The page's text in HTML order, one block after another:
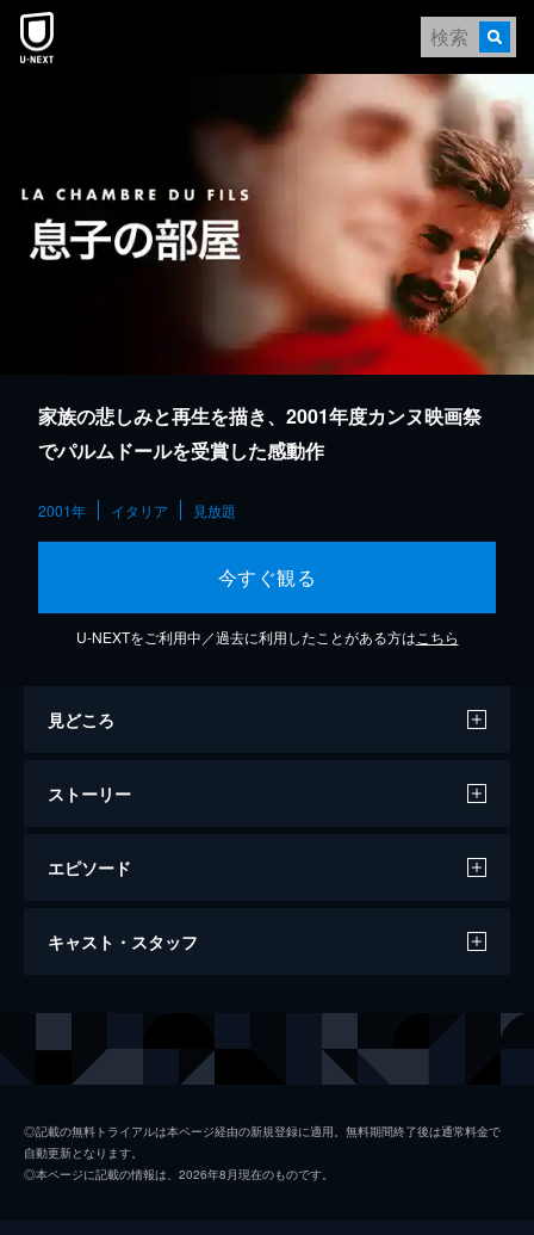
本文へスキップ
家族の悲しみと再生を描き、2001年度カンヌ映画祭
でパルムドールを受賞した感動作
2001年 イタリア 見放題
今すぐ観る
U-NEXTをご利用中／過去に利用したことがある方は こちら
見どころ
ストーリー
エピソード
息子の部屋
キャスト・スタッフ
パオラ ラウラ・モランテ
◎記載の無料トライアルは本ページ経由の新規登録に適用。無料期間終了後は通常料金で
自動更新となります。
◎本ページに記載の情報は、2026年8月現在のものです。